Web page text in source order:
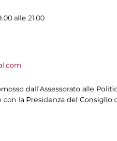
alle 21.00
dall’Assessorato alle
la Presidenza del